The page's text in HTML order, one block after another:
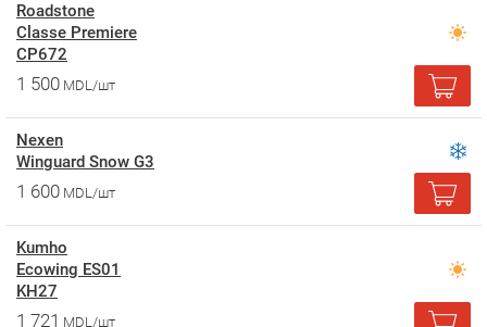
Roadstone
Classe Premiere
CP672
1 500 MDL/шт
Nexen
Winguard Snow G3
1 600 MDL/шт
Kumho
Ecowing ES01
KH27
1 721 MDL/шт